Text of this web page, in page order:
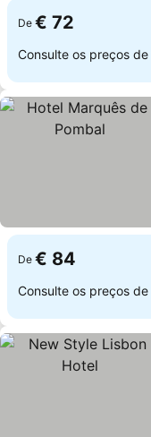
De € 72
Consulte os preços de
De € 84
Consulte os preços de